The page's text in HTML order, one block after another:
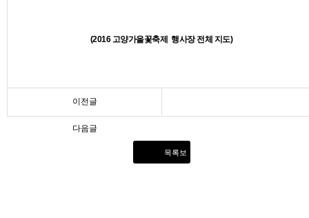
(2016 고양가을꽃축제 행사장 전체 지도)
이전글
다음글
목록보